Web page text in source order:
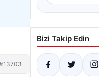
#13703
Bizi Takip Edin